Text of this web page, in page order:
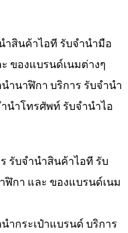
ำสินค้าไอที รับจำนำมือ
ของแบรนด์เนมต่างๆ
ำนาฬิกา บริการ รับจำนำ
นำโทรศัพท์ รับจำนำไอ
รับจำนำสินค้าไอที รับ
กา และ ของแบรนด์เนม
ำกระเป๋าแบรนด์ บริการ